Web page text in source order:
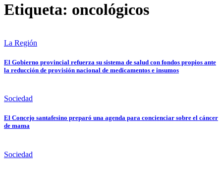
Etiqueta: oncológicos
La Región
El Gobierno provincial refuerza su sistema de salud con fondos propios ante
la reducción de provisión nacional de medicamentos e insumos
Sociedad
El Concejo santafesino preparó una agenda para concienciar sobre el cáncer
de mama
Sociedad